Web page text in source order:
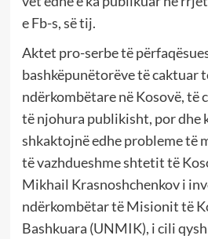
e Fb-s, së tij.
Aktet pro-serbe të
bashkëpunëtorëve të caktuar
ndërkombëtare në Kosovë, të
të njohura publikisht, por dhe
shkaktojnë edhe probleme të
të vazhdueshme shtetit të
Mikhail Krasnoshchenkov i
ndërkombëtar të Misionit të
Bashkuara (UNMIK), i cili